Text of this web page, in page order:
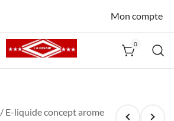
Mon compte
0
/ E-liquide concept arome